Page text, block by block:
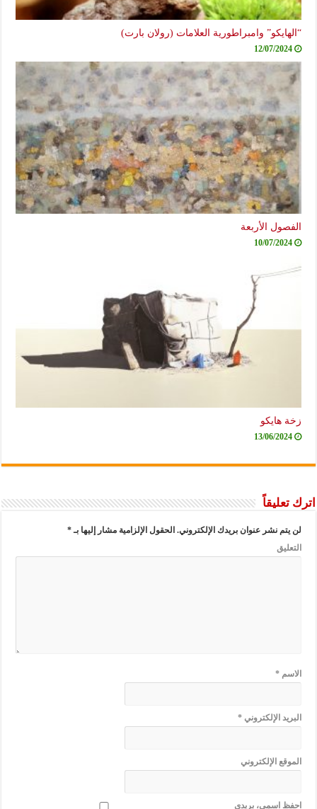
“الهايكو” وامبراطورية العلامات (رولان بارت)
12/07/2024
الفصول الأربعة
10/07/2024
زخة هايكو
13/06/2024
اترك تعليقاً
لن يتم نشر عنوان بريدك الإلكتروني. الحقول الإلزامية مشار إليها بـ*
التعليق
الاسم*
البريد الإلكتروني*
الموقع الإلكتروني
احفظ اسمي، بريدي